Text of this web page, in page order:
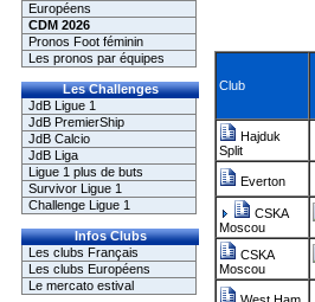
Européens
CDM 2026
Pronos Foot féminin
Les pronos par équipes
Les Challenges
JdB Ligue 1
JdB PremierShip
JdB Calcio
JdB Liga
Ligue 1 plus de buts
Survivor Ligue 1
Challenge Ligue 1
Infos Clubs
Les clubs Français
Les clubs Européens
Le mercato estival
Club
Hajduk
Split
Everton
CSKA
Moscou
CSKA
Moscou